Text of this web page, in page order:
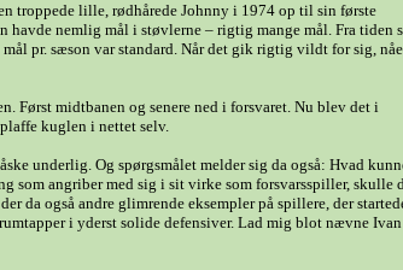
troppede lille, rødhårede Johnny i 1974 op til sin første
nemlig mål i støvlerne – rigtig mange mål. Fra tiden
pr. sæson var standard. Når det gik rigtig vildt for sig,
Først midtbanen og senere ned i forsvaret. Nu blev det i
kuglen i nettet selv.
underlig. Og spørgsmålet melder sig da også: Hvad
som angriber med sig i sit virke som forsvarsspiller, skulle
da også andre glimrende eksempler på spillere, der
i yderst solide defensiver. Lad mig blot nævne Ivan